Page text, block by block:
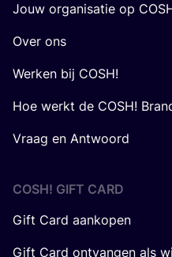
Jouw organisatie op
Over ons
Werken bij COSH!
Hoe werkt de COSH!
Vraag en Antwoord
COSH! GIFT CARD
Gift Card aankopen
Gift Card ontvangen als